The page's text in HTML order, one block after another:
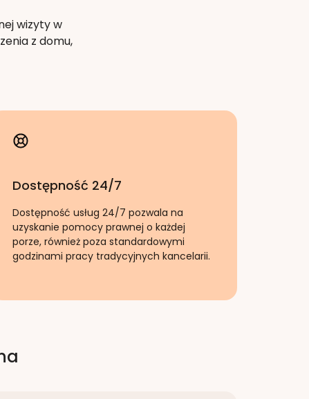
wizyty w
z domu,
Dostępność 24/7
Dostępność usług 24/7 pozwala na
uzyskanie pomocy prawnej o każdej
porze, również poza standardowymi
godzinami pracy tradycyjnych kancelarii.